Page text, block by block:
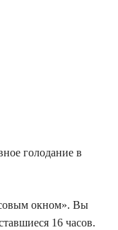
голодание в
окном». Вы
16 часов.